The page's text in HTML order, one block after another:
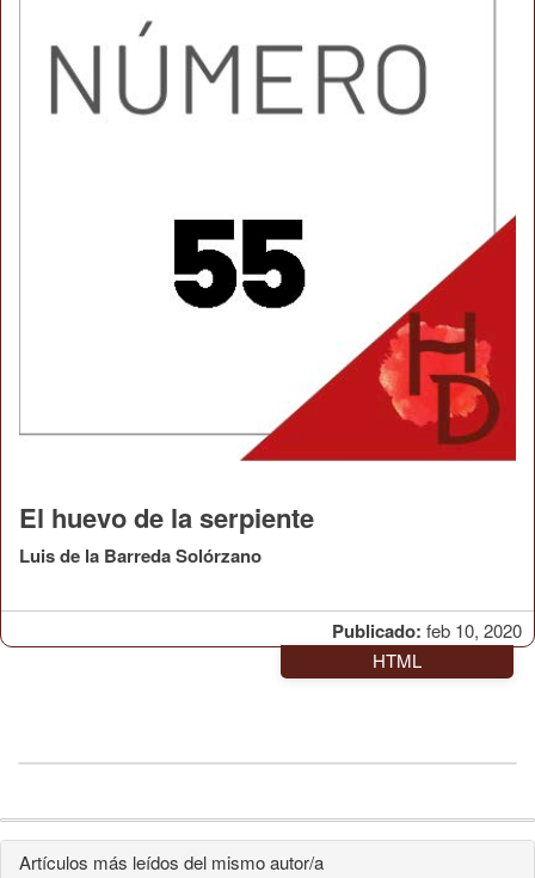
Publicado: feb 10, 2020
El huevo de la serpiente
Luis de la Barreda Solórzano
HTML
Detalles
Artículos más leídos del mismo autor/a